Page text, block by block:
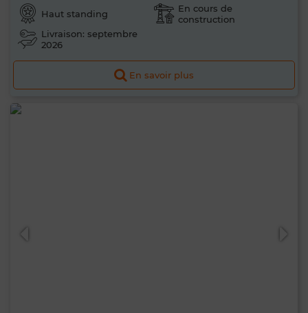
Haut standing
En cours de
construction
Livraison: septembre
2026
En savoir plus